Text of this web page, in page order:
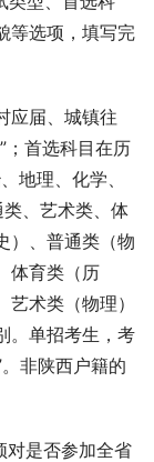
等选项，填写完
应届、城镇往
；首选科目在历
地理、化学、
、艺术类、体
）、普通类（物
体育类（历
术类（物理）
。单招考生，考
非陕西户籍的
对是否参加全省